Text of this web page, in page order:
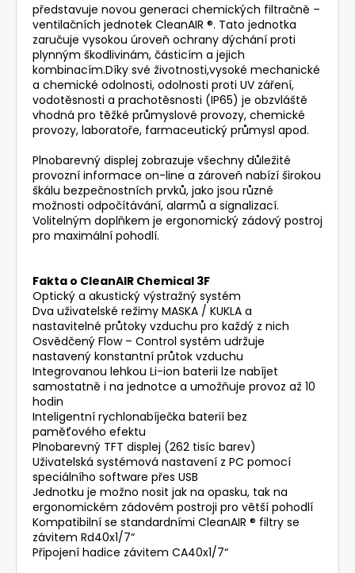
představuje novou generaci chemických filtračně –
ventilačních jednotek CleanAIR ®. Tato jednotka
zaručuje vysokou úroveň ochrany dýchání proti
plynným škodlivinám, částicím a jejich
kombinacím.Díky své životnosti,vysoké mechanické
a chemické odolnosti, odolnosti proti UV záření,
vodotěsnosti a prachotěsnosti (IP65) je obzvláště
vhodná pro těžké průmyslové provozy, chemické
provozy, laboratoře, farmaceutický průmysl apod.
Plnobarevný displej zobrazuje všechny důležité
provozní informace on-line a zároveň nabízí širokou
škálu bezpečnostních prvků, jako jsou různé
možnosti odpočítávání, alarmů a signalizací.
Volitelným doplňkem je ergonomický zádový postroj
pro maximální pohodlí.
Fakta o CleanAIR Chemical 3F
Optický a akustický výstražný systém
Dva uživatelské režimy MASKA / KUKLA a
nastavitelné průtoky vzduchu pro každý z nich
Osvědčený Flow – Control systém udržuje
nastavený konstantní průtok vzduchu
Integrovanou lehkou Li-ion baterii lze nabíjet
samostatně i na jednotce a umožňuje provoz až 10
hodin
Inteligentní rychlonabíječka baterií bez
paměťového efektu
Plnobarevný TFT displej (262 tisíc barev)
Uživatelská systémová nastavení z PC pomocí
speciálního software přes USB
Jednotku je možno nosit jak na opasku, tak na
ergonomickém zádovém postroji pro větší pohodlí
Kompatibilní se standardními CleanAIR ® filtry se
závitem Rd40x1/7“
Připojení hadice závitem CA40x1/7“